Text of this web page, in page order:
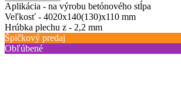
Aplikácia - na výrobu betónového stĺpa
Veľkosť - 4020х140(130)х110 mm
Hrúbka plechu z - 2,2 mm
Špičkový predaj
Obľúbené